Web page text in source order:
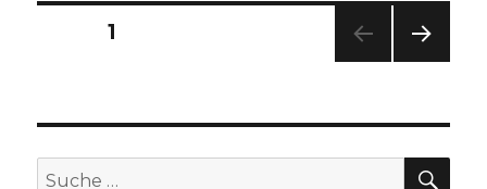
Seitennummerierung
Beiträge
SEITE1
E
Suche